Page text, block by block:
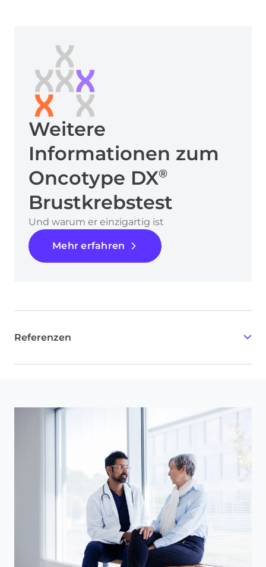
Weitere
Informationen zum
Oncotype DX®
Brustkrebstest
Und warum er einzigartig ist
Mehr erfahren
Referenzen
BAnz AT 25.06.2025 B4